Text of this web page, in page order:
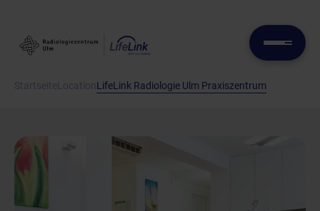
LifeLink Radiologie Ulm Praxiszentrum